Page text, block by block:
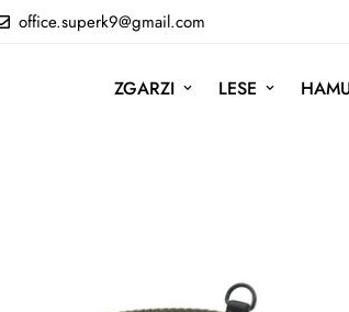
office.superk9@gmail.com
ZGARZI LESE